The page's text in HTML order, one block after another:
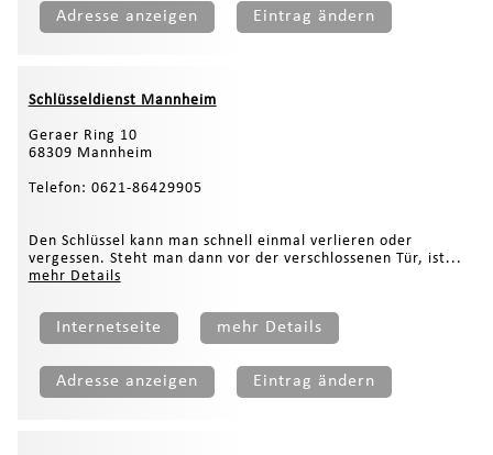
Adresse anzeigen Eintrag ändern
Schlüsseldienst Mannheim
Geraer Ring 10
68309 Mannheim
Telefon: 0621-86429905
Den Schlüssel kann man schnell einmal verlieren oder
vergessen. Steht man dann vor der verschlossenen Tür, ist...
mehr Details
Internetseite mehr Details
Adresse anzeigen Eintrag ändern